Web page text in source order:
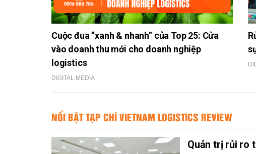
Cuộc đua “xanh & nhanh” của Top 25: Cửa
vào doanh thu mới cho doanh nghiệp
logistics
DIGITAL MEDIA
NỔI BẬT TẠP CHÍ VIETNAM LOGISTICS REVIEW
Quản trị rủi ro